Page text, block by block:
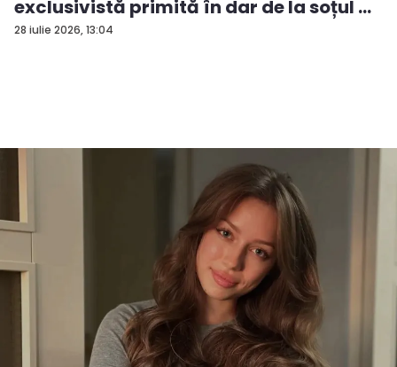
28 iulie 2026, 13:04
exclusivistă primită în dar de la soțul ...